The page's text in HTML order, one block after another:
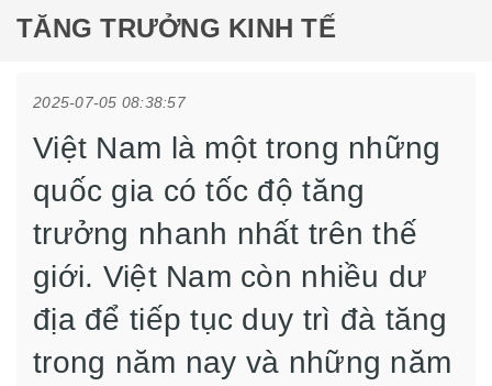
TĂNG TRƯỞNG KINH TẾ
2025-07-05 08:38:57
Việt Nam là một trong những
quốc gia có tốc độ tăng
trưởng nhanh nhất trên thế
giới. Việt Nam còn nhiều dư
địa để tiếp tục duy trì đà tăng
trong năm nay và những năm